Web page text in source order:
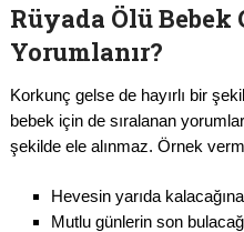
Rüyada Ölü Bebek
Yorumlanır?
Korkunç gelse de hayırlı bir
bebek için de sıralanan
şekilde ele alınmaz. Örnek
Hevesin yarıda
Mutlu günlerin son